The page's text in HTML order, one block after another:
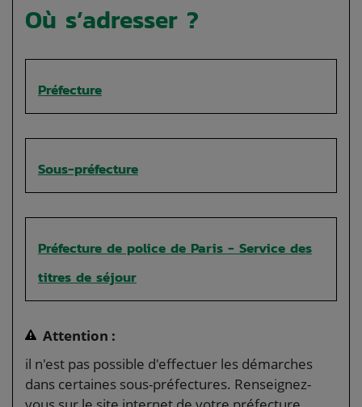
Où s’adresser ?
Préfecture
Sous-préfecture
Préfecture de police de Paris - Service des
titres de séjour
Attention :
il n'est pas possible d'effectuer les démarches
dans certaines sous-préfectures. Renseignez-